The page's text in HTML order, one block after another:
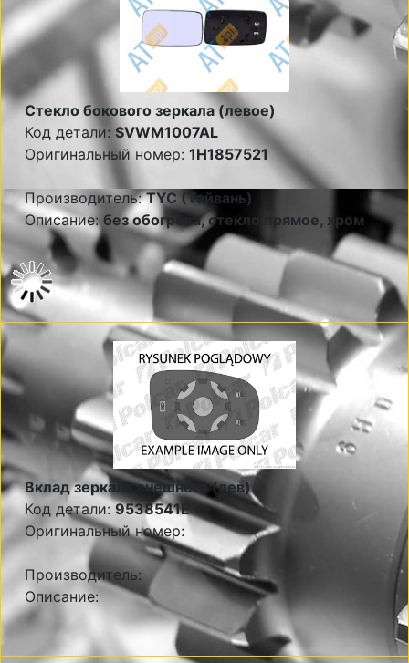
Стекло бокового зеркала (левое)
Код детали: SVWM1007AL
Оригинальный номер: 1H1857521
Производитель:TYC (Тайвань)
Описание: без обогрева, стекло прямое, хром
Вклад зеркала внешнего (лев)
Код детали: 9538541E
Оригинальный номер:
Производитель:
Описание: